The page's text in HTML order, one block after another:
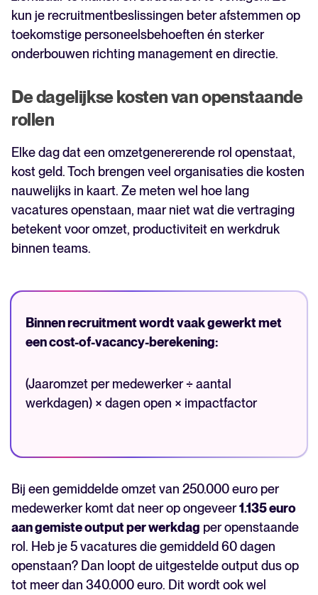
kun je recruitmentbeslissingen beter afstemmen op
toekomstige personeelsbehoeften én sterker
onderbouwen richting management en directie.
De dagelijkse kosten van openstaande
rollen
Elke dag dat een omzetgenererende rol openstaat,
kost geld. Toch brengen veel organisaties die kosten
nauwelijks in kaart. Ze meten wel hoe lang
vacatures openstaan, maar niet wat die vertraging
betekent voor omzet, productiviteit en werkdruk
binnen teams.
Binnen recruitment wordt vaak gewerkt met
een cost-of-vacancy-berekening:
(Jaaromzet per medewerker ÷ aantal
werkdagen) × dagen open × impactfactor
Bij een gemiddelde omzet van 250.000 euro per
medewerker komt dat neer op ongeveer1.135 euro
aan gemiste output per werkdag per openstaande
rol. Heb je 5 vacatures die gemiddeld 60 dagen
openstaan? Dan loopt de uitgestelde output dus op
tot meer dan 340.000 euro. Dit wordt ook wel